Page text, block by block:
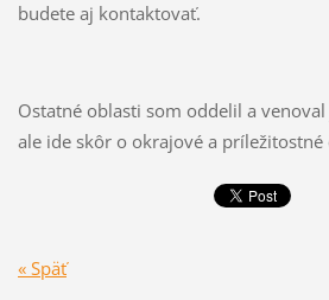
budete aj kontaktovať.
Ostatné oblasti som oddelil a venoval
ale ide skôr o okrajové a príležitostné
« Späť